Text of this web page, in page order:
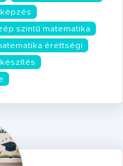
szintű matematika
érettségi